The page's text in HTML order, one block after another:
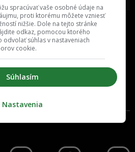
Cenník
spracúvať vaše osobné údaje na
proti ktorému môžete vzniesť
nižšie. Dole na tejto stránke
odkaz, pomocou ktorého
súhlas v nastaveniach
cookie.
Súhlasím
Nastavenia